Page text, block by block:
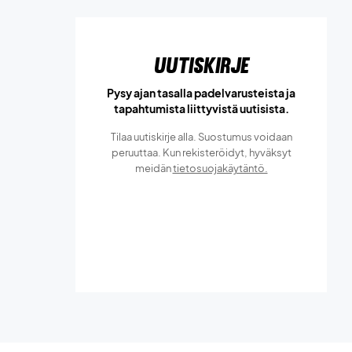
Uutiskirje
Pysy ajan tasalla padelvarusteista ja
tapahtumista liittyvistä uutisista.
Tilaa uutiskirje alla. Suostumus voidaan
peruuttaa. Kun rekisteröidyt, hyväksyt
meidäntietosuojakäytäntö.